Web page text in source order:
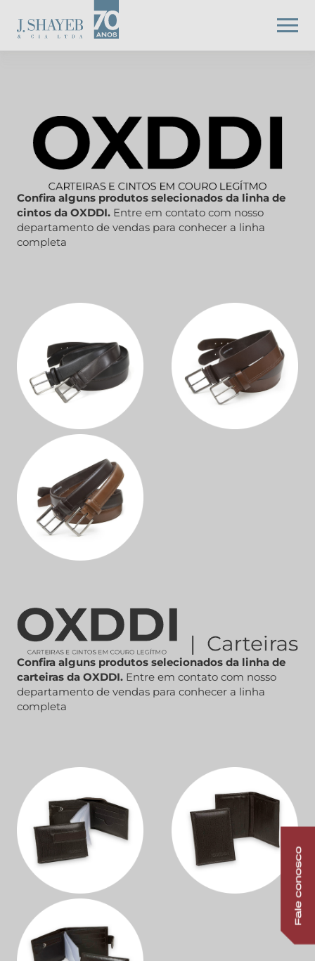
Confira alguns produtos selecionados da linha de
cintos da OXDDI. Entre em contato com nosso
departamento de vendas para conhecer a linha
completa
Confira alguns produtos selecionados da linha de
carteiras da OXDDI. Entre em contato com nosso
departamento de vendas para conhecer a linha
completa